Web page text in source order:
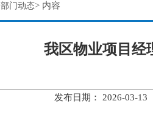
部门动态> 内容
我区物业项目经
发布日期： 2026-03-